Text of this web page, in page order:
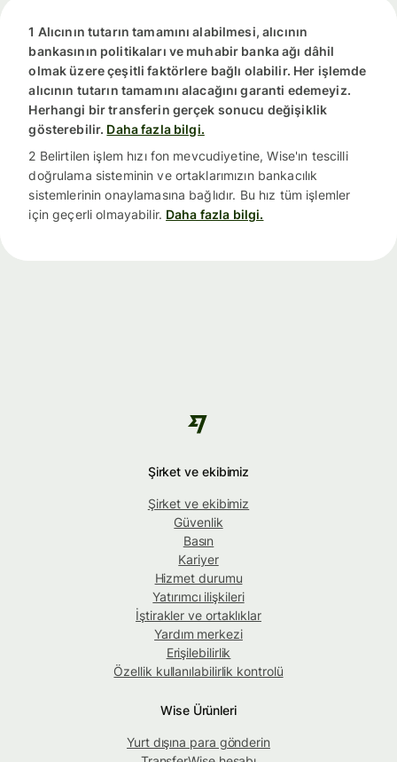
1 Alıcının tutarın tamamını alabilmesi, alıcının
bankasının politikaları ve muhabir banka ağı dâhil
olmak üzere çeşitli faktörlere bağlı olabilir. Her işlemde
alıcının tutarın tamamını alacağını garanti edemeyiz.
Herhangi bir transferin gerçek sonucu değişiklik
gösterebilir. Daha fazla bilgi.
2 Belirtilen işlem hızı fon mevcudiyetine, Wise'ın tescilli
doğrulama sisteminin ve ortaklarımızın bankacılık
sistemlerinin onaylamasına bağlıdır. Bu hız tüm işlemler
için geçerli olmayabilir. Daha fazla bilgi.
Şirket ve ekibimiz
Şirket ve ekibimiz
Güvenlik
Basın
Kariyer
Hizmet durumu
Yatırımcı ilişkileri
İştirakler ve ortaklıklar
Yardım merkezi
Erişilebilirlik
Özellik kullanılabilirlik kontrolü
Wise Ürünleri
Yurt dışına para gönderin